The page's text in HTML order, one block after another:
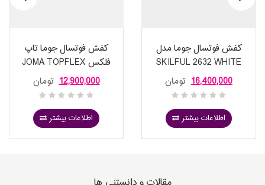
کفش فوتسال جوما تاپ
فلکس JOMA TOPFLEX
2632 WHITE S
تومان 12,900,000
اطلاعات بیشتر
کفش فوتسال جوما مدل
SKILFUL 2632 WHITE
INDOOR
16,400,000
اطلاعات بیشتر